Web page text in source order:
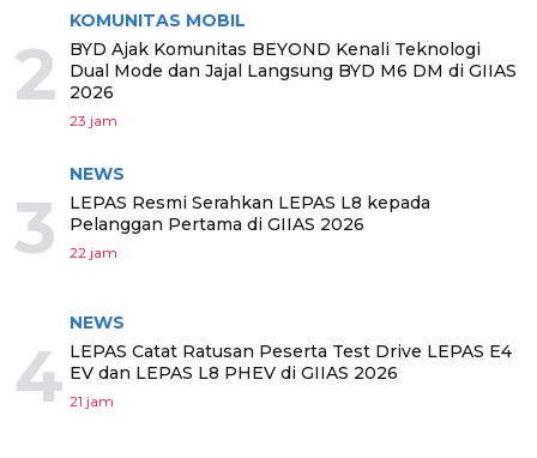
2
KOMUNITAS MOBIL
BYD Ajak Komunitas BEYOND Kenali Teknologi
Dual Mode dan Jajal Langsung BYD M6 DM di GIIAS
2026
23 jam
3
NEWS
LEPAS Resmi Serahkan LEPAS L8 kepada
Pelanggan Pertama di GIIAS 2026
22 jam
4
NEWS
LEPAS Catat Ratusan Peserta Test Drive LEPAS E4
EV dan LEPAS L8 PHEV di GIIAS 2026
21 jam